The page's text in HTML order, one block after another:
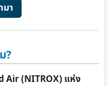
มา
?
Air (NITROX) แห่ง